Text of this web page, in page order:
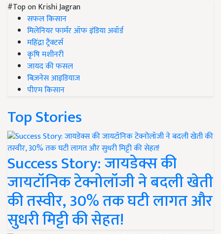
#Top on Krishi Jagran
सफल किसान
मिलेनियर फार्मर ऑफ इंडिया अवॉर्ड
महिंद्रा ट्रैक्टर्स
कृषि मशीनरी
जायद की फसल
बिज़नेस आइडियाज
पीएम किसान
Top Stories
Success Story: जायडेक्स की
जायटॉनिक टेक्नोलॉजी ने बदली खेती
की तस्वीर, 30% तक घटी लागत और
सुधरी मिट्टी की सेहत!